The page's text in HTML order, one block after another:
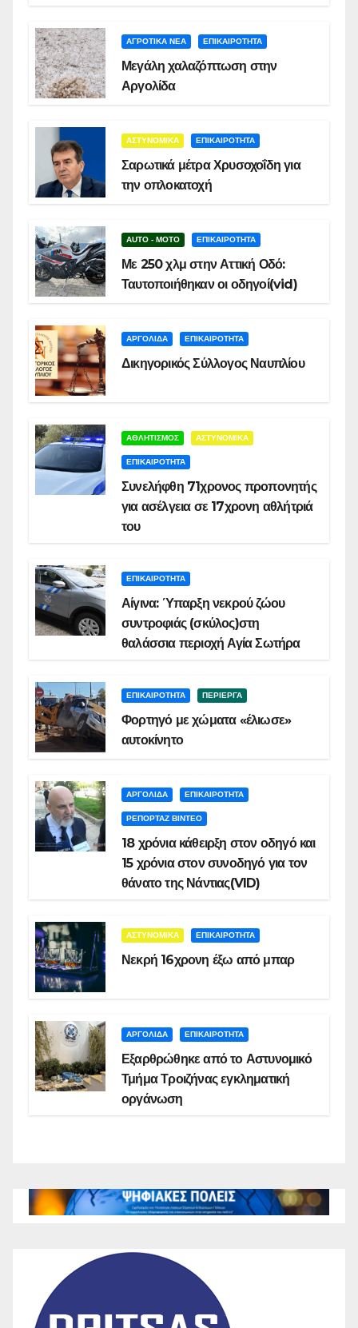
ΑΓΡΟΤΙΚΑ ΝΕΑ ΕΠΙΚΑΙΡΟΤΗΤΑ
Μεγάλη χαλαζόπτωση στην
Αργολίδα
ΑΣΤΥΝΟΜΙΚΑ ΕΠΙΚΑΙΡΟΤΗΤΑ
Σαρωτικά μέτρα Χρυσοχοΐδη για
την οπλοκατοχή
AUTO - MOTO ΕΠΙΚΑΙΡΟΤΗΤΑ
Με 250 χλμ στην Αττική Οδό:
Ταυτοποιήθηκαν οι οδηγοί(vid)
ΑΡΓΟΛΙΔΑ ΕΠΙΚΑΙΡΟΤΗΤΑ
Δικηγορικός Σύλλογος Ναυπλίου
ΑΘΛΗΤΙΣΜΟΣ ΑΣΤΥΝΟΜΙΚΑ
ΕΠΙΚΑΙΡΟΤΗΤΑ
Συνελήφθη 71χρονος προπονητής
για ασέλγεια σε 17χρονη αθλήτριά
του
ΕΠΙΚΑΙΡΟΤΗΤΑ
Αίγινα: Ύπαρξη νεκρού ζώου
συντροφιάς (σκύλος)στη
θαλάσσια περιοχή Αγία Σωτήρα
ΕΠΙΚΑΙΡΟΤΗΤΑ ΠΕΡΙΕΡΓΑ
Φορτηγό με χώματα «έλιωσε»
αυτοκίνητο
ΑΡΓΟΛΙΔΑ ΕΠΙΚΑΙΡΟΤΗΤΑ
ΡΕΠΟΡΤΑΖ ΒΙΝΤΕΟ
18 χρόνια κάθειρξη στον οδηγό και
15 χρόνια στον συνοδηγό για τον
θάνατο της Νάντιας(VID)
ΑΣΤΥΝΟΜΙΚΑ ΕΠΙΚΑΙΡΟΤΗΤΑ
Νεκρή 16χρονη έξω από μπαρ
ΑΡΓΟΛΙΔΑ ΕΠΙΚΑΙΡΟΤΗΤΑ
Εξαρθρώθηκε από το Αστυνομικό
Τμήμα Τροιζήνας εγκληματική
οργάνωση